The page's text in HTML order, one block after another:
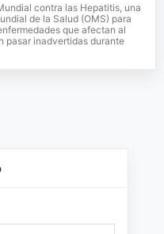
contra las Hepatitis, una
de la Salud (OMS) para
que afectan al
pasar inadvertidas durante